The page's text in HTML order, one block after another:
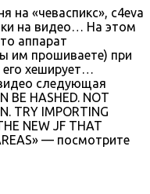
на «чеваспикс», c4eva
на видео… На этом
аппарат
им прошиваете) при
его хеширует…
следующая
BE HASHED. NOT
TRY IMPORTING
NEW JF THAT
— посмотрите